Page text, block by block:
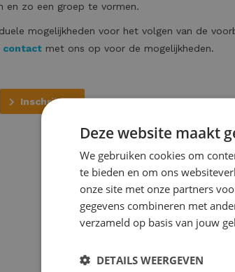
en zo een groep te vormen.
mogelijkheden voor het volgen van de
contact met ons op voor de mogelijkheden.
Inschrijven
Deze website maakt
We gebruiken cookies om
te bieden en om ons
onze site met onze partners
gegevens combineren met
verzameld op basis van jouw
DETAILS WEERGEVEN